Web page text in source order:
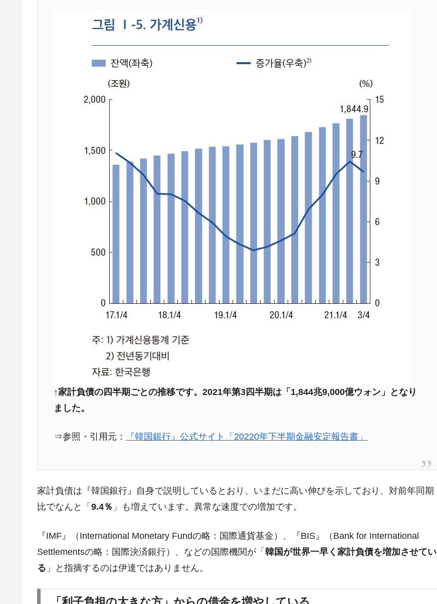
する差別。許してはおかぬ
韓国ボンクラ政策室長･金容範、株価暴落に他人事のような発言。
韓国半導体『SKハイニックス』2026年2Qの業績「史上最高益」当期純利益は前年同期比13.4倍に。
韓国･加徳島新国際空港「またも暗礁」の危機 ⇒ 10.7兆では損が出るからできない。
【速報】韓国株式市場の暴落・本日07月29日(水)もサイドカー・サーキットブレイカーの二段コンボ
IT産業は人を雇用する効果は低い。全産業の半分未満しか雇用を生まない
日本の誇る海洋資源調査船『白嶺』は先進技術の塊！
夏の甲子園、優勝校を最も多く輩出している都道府県とは？
今話題の「楽天ライオンズ」とは？
奇跡の毛色「白毛馬」とは？
全て勝つといくら？ 競馬GI競走で勝利騎手がもらえる賞金とは？
平成仮面ライダーの意外すぎるモチーフとは？
発表から2日で大崩壊、鳴かず飛ばずに終わりそうなスーパーリーグとは？
セレクトセールの高額取引馬が稼いだ金額とは？
↑家計負債の四半期ごとの推移です。2021年第3四半期は「1,844兆9,000億ウォン」となり
ました。
⇒参照・引用元： 『韓国銀行』公式サイト「20220年下半期金融安定報告書」
家計負債は『韓国銀行』自身で説明しているとおり、いまだに高い伸びを示しており、対前年同期
比でなんと「 9.4％ 」も増えています。異常な速度での増加です。
『IMF』（International Monetary Fundの略：国際通貨基金）、『BIS』（Bank for International
Settlementsの略：国際決済銀行）、などの国際機関が「 韓国が世界一早く家計負債を増加させてい
る 」と指摘するのは伊達ではありません。